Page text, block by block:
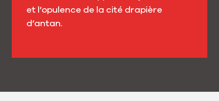
et l’opulence de la cité drapière
d’antan.